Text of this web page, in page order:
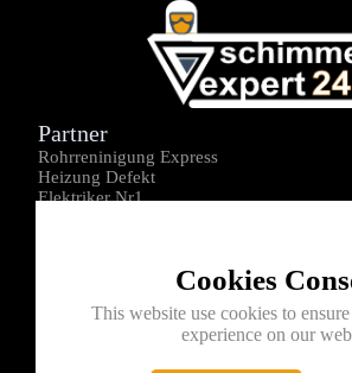
Cookies
This website use cookies to
experience on our
Partner
Rohrreninigung Express
Heizung Defekt
Elektriker Nr1
Kontakt